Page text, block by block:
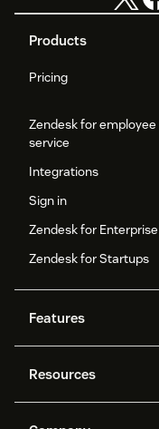
Products
Pricing
Zendesk for employee
service
Integrations
Sign in
Zendesk for Enterprise
Zendesk for Startups
Features
Zendesk AI
Resources